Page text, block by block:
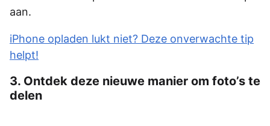
aan.
iPhone opladen lukt niet? Deze onverwachte tip
helpt!
3. Ontdek deze nieuwe manier om foto’s te
delen